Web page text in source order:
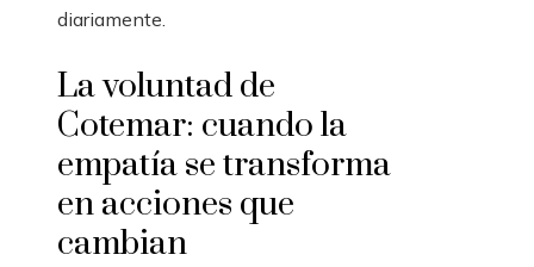
diariamente.
La voluntad de
Cotemar: cuando la
empatía se transforma
en acciones que
cambian